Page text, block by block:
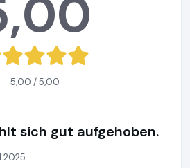
5,00 / 5,00
sich gut aufgehoben.